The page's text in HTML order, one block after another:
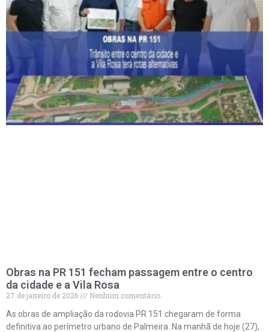
Obras na PR 151 fecham passagem entre o centro
da cidade e a Vila Rosa
27 de janeiro de 2026
Nenhum comentário
As obras de ampliação da rodovia PR 151 chegaram de forma
definitiva ao perímetro urbano de Palmeira. Na manhã de hoje (27),